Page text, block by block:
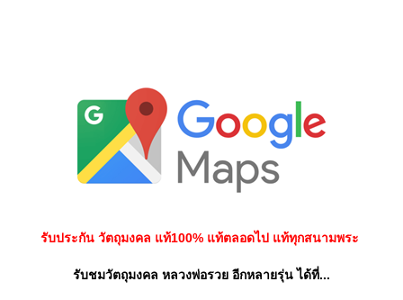
รับประกัน วัตถุมงคล แท้100% แท้ตลอดไป แท้ทุกสนามพระ
รับชมวัตถุมงคล หลวงพ่อรวย อีกหลายรุ่น ได้ที่...